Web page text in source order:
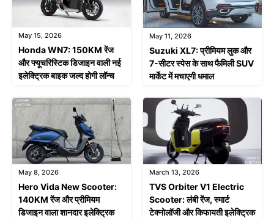
May 15, 2026
Honda WN7: 150KM रेंज
और फ्यूचरिस्टिक डिजाइन वाली नई
इलेक्ट्रिक बाइक जल्द होगी लॉन्च
May 11, 2026
Suzuki XL7: प्रीमियम लुक और
7-सीटर स्पेस के साथ फैमिली SUV
मार्केट में मचाएगी धमाल
May 8, 2026
Hero Vida New Scooter:
140KM रेंज और प्रीमियम
डिजाइन वाला शानदार इलेक्ट्रिक
March 13, 2026
TVS Orbiter V1 Electric
Scooter: लंबी रेंज, स्मार्ट
टेक्नोलॉजी और किफायती इलेक्ट्रिक